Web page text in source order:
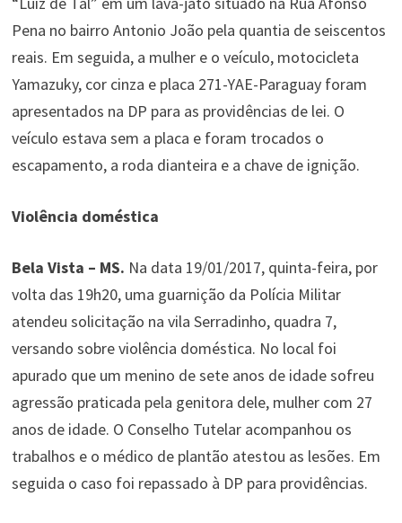
Pena no bairro Antonio João pela quantia de seiscentos
reais. Em seguida, a mulher e o veículo, motocicleta
Yamazuky, cor cinza e placa 271-YAE-Paraguay foram
apresentados na DP para as providências de lei. O
veículo estava sem a placa e foram trocados o
escapamento, a roda dianteira e a chave de ignição.
Violência doméstica
Bela Vista – MS. Na data 19/01/2017, quinta-feira, por
volta das 19h20, uma guarnição da Polícia Militar
atendeu solicitação na vila Serradinho, quadra 7,
versando sobre violência doméstica. No local foi
apurado que um menino de sete anos de idade sofreu
agressão praticada pela genitora dele, mulher com 27
anos de idade. O Conselho Tutelar acompanhou os
trabalhos e o médico de plantão atestou as lesões. Em
seguida o caso foi repassado à DP para providências.